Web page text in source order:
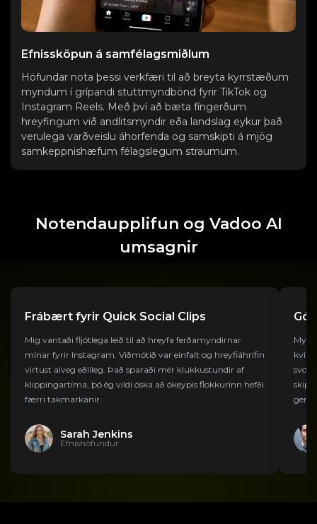
Efnissköpun á samfélagsmiðlum
Höfundar nota þessi verkfæri til að breyta kyrrstæðum
myndum í grípandi stuttmyndbönd fyrir TikTok og
Instagram Reels. Með því að bæta fíngerðum
hreyfingum við andlitsmyndir eða landslag eykur það
verulega varðveislu áhorfenda og samskipti á mjög
samkeppnishæfum félagslegum straumum.
Notendaupplifun og Vadoo AI
umsagnir
Frábært fyrir Quick Social Clips
Mig vantaði fljótlega leið til að hreyfa ferðamyndirnar
mínar fyrir Instagram. Viðmótið var einfalt og hreyfiáhrifin
virtust alveg eðlileg. Það sparaði mér klukkustundir af
klippingartíma, þó ég vildi óska ​​að ókeypis flokkurinn hefði
færri takmarkanir.
Sarah Jenkins
Efnishöfundur